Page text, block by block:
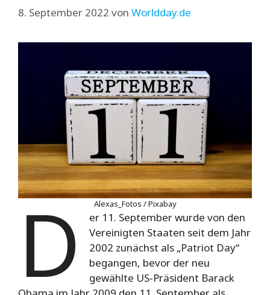
8. September 2022 von Worldday.de
Alexas_Fotos / Pixabay
D
er 11. September wurde von den
Vereinigten Staaten seit dem Jahr
2002 zunächst als „Patriot Day“
begangen, bevor der neu
gewählte US-Präsident Barack